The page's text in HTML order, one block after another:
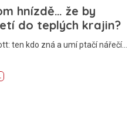
hnízdě… že by
do teplých krajin?
ten kdo zná a umí ptačí nářečí…